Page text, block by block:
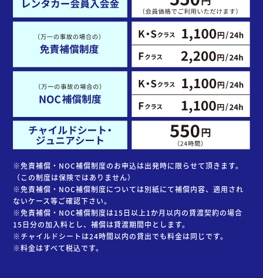
※免責補償・NOC補償制度のお申込は出発時に限らせて頂きます。
（この制度は保険ではありません）
※免責補償・NOC補償制度については別紙にて補償内容、適用され
ないケース等ご確認下さい。
※免責補償・NOC補償制度は15日以上1か月以内の貸渡契約の場合
15日分の加入料とし、補償は貸渡期間中とします。
※チャイルドシートは24時間以内の貸出でも料金は同じです。
※料金はすべて税込です。